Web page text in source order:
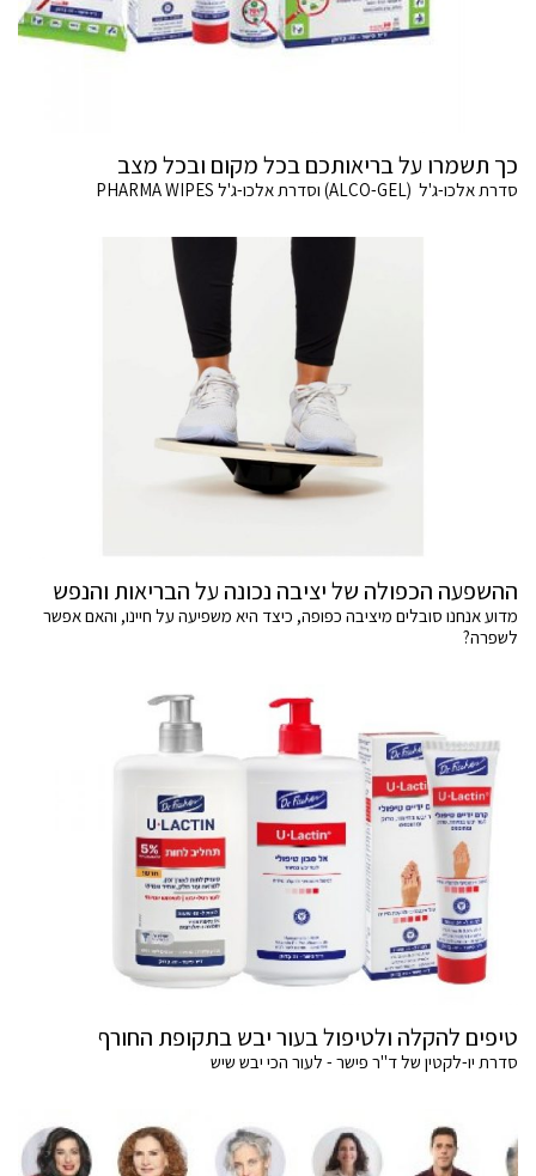
כך תשמרו על בריאותכם בכל מקום ובכל מצב
סדרת אלכו-ג'ל (ALCO-GEL) וסדרת אלכו-ג'ל PHARMA WIPES
ההשפעה הכפולה של יציבה נכונה על הבריאות והנפש
מדוע אנחנו סובלים מיציבה כפופה, כיצד היא משפיעה על חיינו, והאם אפשר
לשפרה?
טיפים להקלה ולטיפול בעור יבש בתקופת החורף
סדרת יו-לקטין של ד"ר פישר - לעור הכי יבש שיש